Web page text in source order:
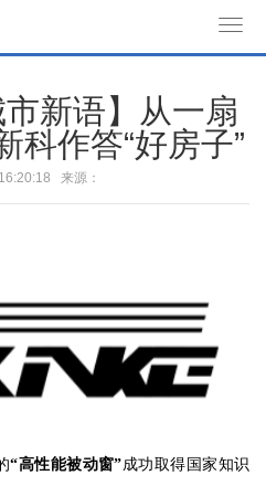
o
市新语】从一扇
科作答“好房子”
来源：
“高性能被动窗”成功取得国家知识